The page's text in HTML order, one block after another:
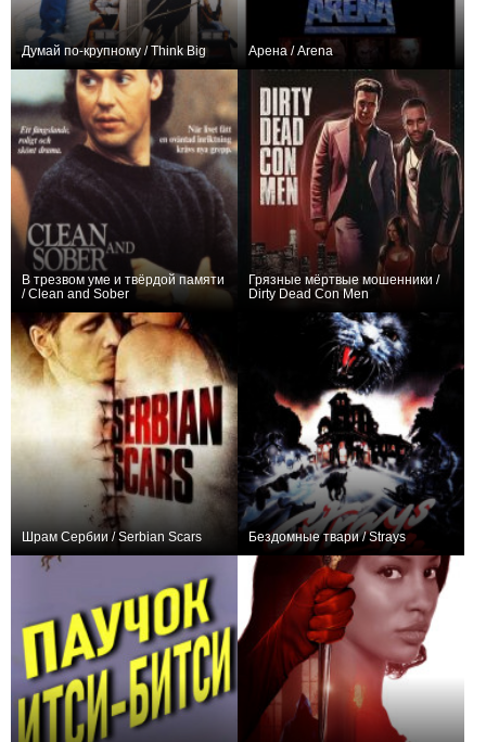
Думай по-крупному / Think Big Арена / Arena
В трезвом уме и твёрдой памяти
/ Clean and Sober
Грязные мёртвые мошенники /
Dirty Dead Con Men
Шрам Сербии / Serbian Scars Бездомные твари / Strays